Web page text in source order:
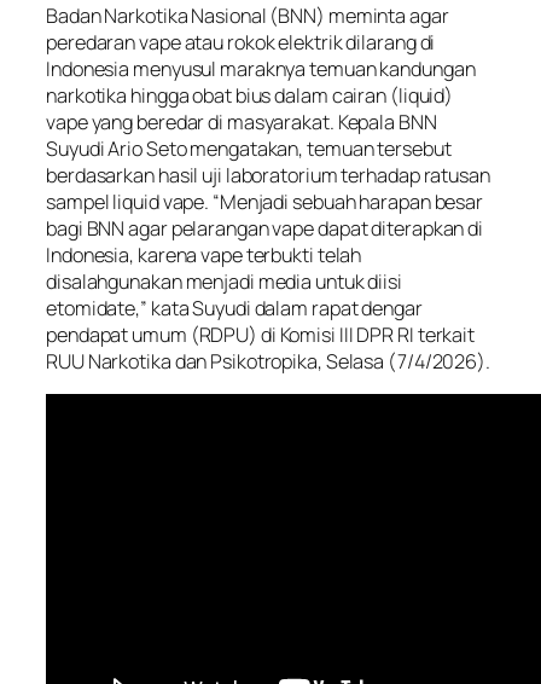
Badan Narkotika Nasional (BNN) meminta agar
peredaran vape atau rokok elektrik dilarang di
Indonesia menyusul maraknya temuan kandungan
narkotika hingga obat bius dalam cairan (liquid)
vape yang beredar di masyarakat. Kepala BNN
Suyudi Ario Seto mengatakan, temuan tersebut
berdasarkan hasil uji laboratorium terhadap ratusan
sampel liquid vape. “Menjadi sebuah harapan besar
bagi BNN agar pelarangan vape dapat diterapkan di
Indonesia, karena vape terbukti telah
disalahgunakan menjadi media untuk diisi
etomidate,” kata Suyudi dalam rapat dengar
pendapat umum (RDPU) di Komisi III DPR RI terkait
RUU Narkotika dan Psikotropika, Selasa (7/4/2026).